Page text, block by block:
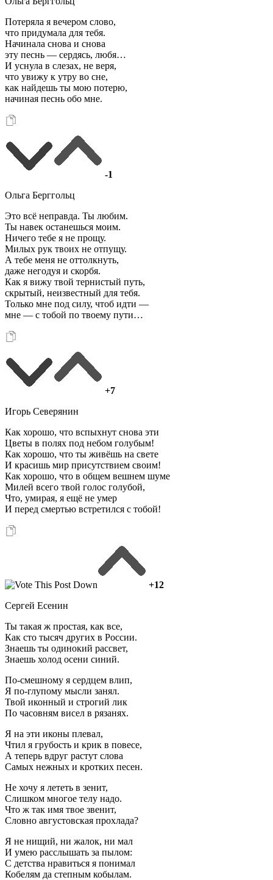
Потеряла я вечером слово,
что придумала для тебя.
Начинала снова и снова
эту песнь — сердясь, любя…
И уснула в слезах, не веря,
что увижу к утру во сне,
как найдешь ты мою потерю,
начиная песнь обо мне.
-1
Ольга Берггольц
Это всё неправда. Ты любим.
Ты навек останешься моим.
Ничего тебе я не прощу.
Милых рук твоих не отпущу.
А тебе меня не оттолкнуть,
даже негодуя и скорбя.
Как я вижу твой тернистый путь,
скрытый, неизвестный для тебя.
Только мне под силу, чтоб идти —
мне — с тобой по твоему пути…
+7
Игорь Северянин
Как хорошо, что вспыхнут снова эти
Цветы в полях под небом голубым!
Как хорошо, что ты живёшь на свете
И красишь мир присутствием своим!
Как хорошо, что в общем вешнем шуме
Милей всего твой голос голубой,
Что, умирая, я ещё не умер
И перед смертью встретился с тобой!
+12
Сергей Есенин
Ты такая ж простая, как все,
Как сто тысяч других в России.
Знаешь ты одинокий рассвет,
Знаешь холод осени синий.
По-смешному я сердцем влип,
Я по-глупому мысли занял.
Твой иконный и строгий лик
По часовням висел в рязанях.
Я на эти иконы плевал,
Чтил я грубость и крик в повесе,
А теперь вдруг растут слова
Самых нежных и кротких песен.
Не хочу я лететь в зенит,
Слишком многое телу надо.
Что ж так имя твое звенит,
Словно августовская прохлада?
Я не нищий, ни жалок, ни мал
И умею расслышать за пылом:
С детства нравиться я понимал
Кобелям да степным кобылам.